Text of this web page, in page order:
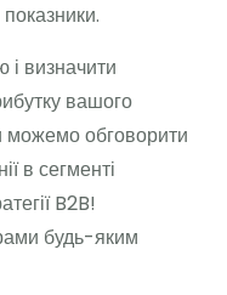
і визначити
вашого
можемо обговорити
в сегменті
B2B!
будь-яким